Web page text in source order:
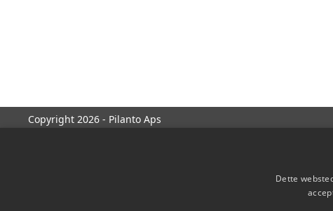
Copyright 2026 - Pilanto Aps
Dette